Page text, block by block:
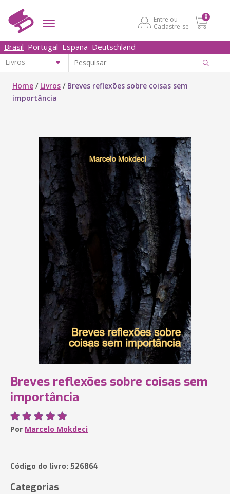
Entre ou
Cadastre-se
0
Brasil Portugal España Deutschland
Home / Livros / Breves reflexões sobre coisas sem
importância
Breves reflexões sobre coisas sem
importância
Por Marcelo Mokdeci
Código do livro: 526864
Categorias